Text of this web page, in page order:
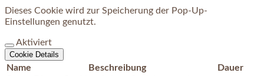
Dieses Cookie wird zur Speicherung der Pop-Up-
Einstellungen genutzt.
Aktiviert
Cookie Details
Name Beschreibung
Dauer